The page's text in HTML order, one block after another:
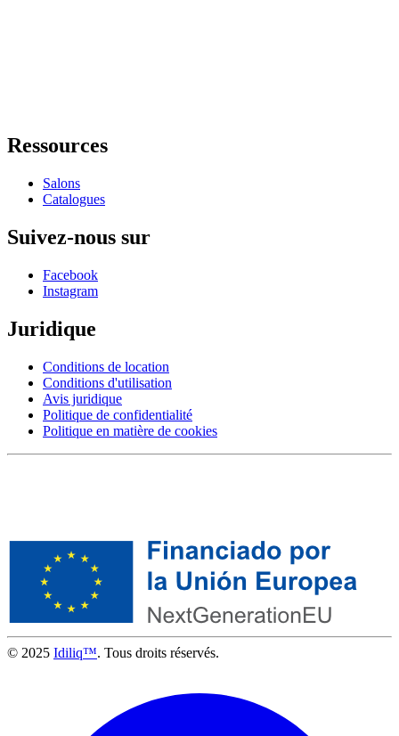
Ressources
Salons
Catalogues
Suivez-nous sur
Facebook
Instagram
Juridique
Conditions de location
Conditions d'utilisation
Avis juridique
Politique de confidentialité
Politique en matière de cookies
© 2025 Idiliq™. Tous droits réservés.